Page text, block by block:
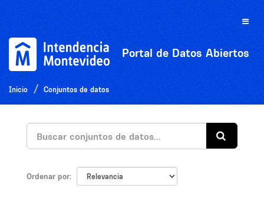
Toggle
Portal de Datos Abiertos
Inicio Conjuntos de datos
Ordenar por